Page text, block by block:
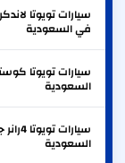
سيارات تويوتا
في السعودية
سيارات تويوتا
السعودية
سيارات
السعودية